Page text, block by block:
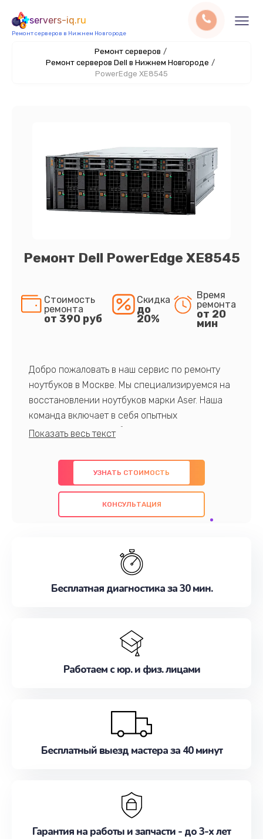
servers-iq.ru
Ремонт серверов в Нижнем Новгороде
Ремонт серверов /
Ремонт серверов Dell в Нижнем Новгороде /
PowerEdge XE8545
Ремонт Dell PowerEdge XE8545
Стоимость
ремонта
от 390 руб
Скидка
до
20%
Время
ремонта
от 20
мин
Добро пожаловать в наш сервис по ремонту
ноутбуков в Москве. Мы специализируемся на
восстановлении ноутбуков марки Aser. Наша
команда включает в себя опытных
профессионалов с обширными знаниями и
предлагаем быстрый и качественный ремонт с
использованием оригинальных компонентов, а
также гарантируем качество всех
проведенных работ. Наша цель - предоставить
наилучшим образом. Не медлите записаться на
УЗНАТЬ СТОИМОСТЬ
КОНСУЛЬТАЦИЯ
Бесплатная диагностика за 30 мин.
Работаем с юр. и физ. лицами
Бесплатный выезд мастера за 40 минут
Гарантия на работы и запчасти - до 3-х лет